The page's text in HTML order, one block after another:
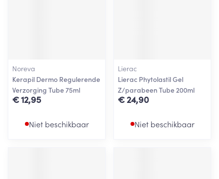
Noreva
Kerapil Dermo Regulerende
Verzorging Tube 75ml
€ 12,95
Niet beschikbaar
Lierac
Lierac Phytolastil Gel
Z/parabeen Tube 200ml
€ 24,90
Niet beschikbaar